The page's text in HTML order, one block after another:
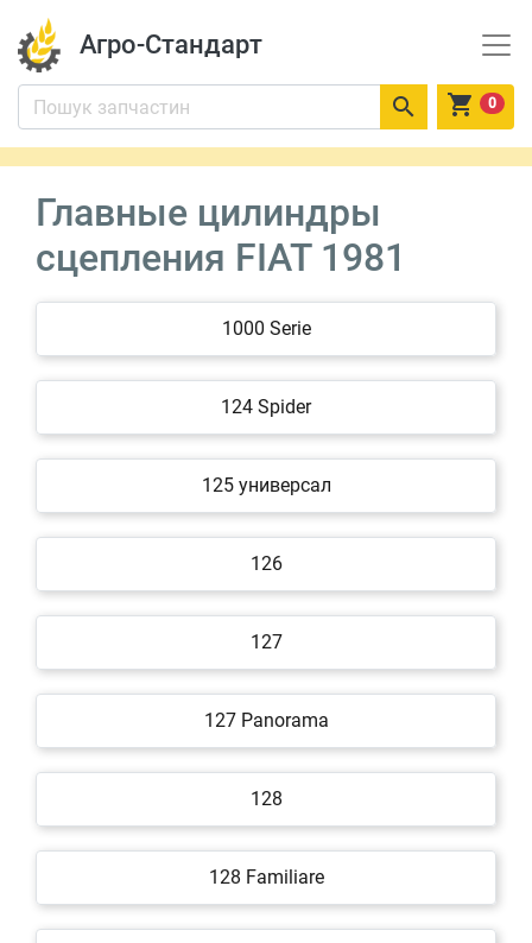
Агро-Стандарт
  0
Главные цилиндры
сцепления FIAT 1981
1000 Serie
124 Spider
125 универсал
126
127
127 Panorama
128
128 Familiare